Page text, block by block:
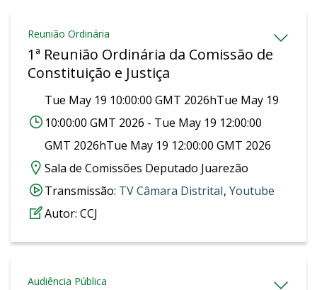
Reunião Ordinária
1ª Reunião Ordinária da Comissão de
Constituição e Justiça
Tue May 19 10:00:00 GMT 2026hTue May 19
10:00:00 GMT 2026 - Tue May 19 12:00:00
GMT 2026hTue May 19 12:00:00 GMT 2026
Sala de Comissões Deputado Juarezão
Transmissão: ‎TV Câmara Distrital, Youtube
Autor: CCJ
Audiência Pública